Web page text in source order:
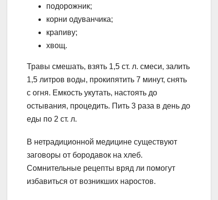
подорожник;
корни одуванчика;
крапиву;
хвощ.
Травы смешать, взять 1,5 ст. л. смеси, залить
1,5 литров воды, прокипятить 7 минут, снять
с огня. Емкость укутать, настоять до
остывания, процедить. Пить 3 раза в день до
еды по 2 ст. л.
В нетрадиционной медицине существуют
заговоры от бородавок на хлеб.
Сомнительные рецепты вряд ли помогут
избавиться от возникших наростов.